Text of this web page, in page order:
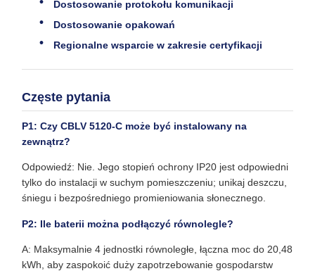
Dostosowanie protokołu komunikacji
Dostosowanie opakowań
Regionalne wsparcie w zakresie certyfikacji
Częste pytania
P1: Czy CBLV 5120-C może być instalowany na
zewnątrz?
Odpowiedź: Nie. Jego stopień ochrony IP20 jest odpowiedni
tylko do instalacji w suchym pomieszczeniu; unikaj deszczu,
śniegu i bezpośredniego promieniowania słonecznego.
P2: Ile baterii można podłączyć równolegle?
A: Maksymalnie 4 jednostki równoległe, łączna moc do 20,48
kWh, aby zaspokoić duży zapotrzebowanie gospodarstw